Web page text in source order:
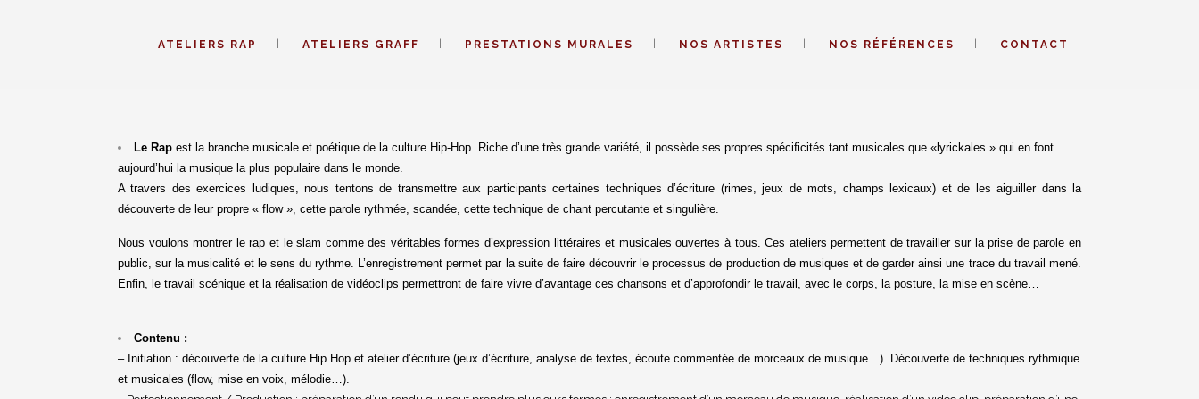
ATELIERS RAP ATELIERS GRAFF PRESTATIONS MURALES NOS ARTISTES NOS RÉFÉRENCES CONTACT
Le Rap est la branche musicale et poétique de la culture Hip-Hop. Riche d’une très grande variété, il possède ses propres spécificités tant musicales que «lyrickales » qui en font
aujourd’hui la musique la plus populaire dans le monde.
A travers des exercices ludiques, nous tentons de transmettre aux participants certaines techniques d’écriture (rimes, jeux de mots, champs lexicaux) et de les aiguiller dans la
découverte de leur propre « flow », cette parole rythmée, scandée, cette technique de chant percutante et singulière.
Nous voulons montrer le rap et le slam comme des véritables formes d’expression littéraires et musicales ouvertes à tous. Ces ateliers permettent de travailler sur la prise de parole en
public, sur la musicalité et le sens du rythme. L’enregistrement permet par la suite de faire découvrir le processus de production de musiques et de garder ainsi une trace du travail mené.
Enfin, le travail scénique et la réalisation de vidéoclips permettront de faire vivre d’avantage ces chansons et d’approfondir le travail, avec le corps, la posture, la mise en scène…
Contenu :
– Initiation : découverte de la culture Hip Hop et atelier d’écriture (jeux d’écriture, analyse de textes, écoute commentée de morceaux de musique…). Découverte de techniques rythmique
et musicales (flow, mise en voix, mélodie…).